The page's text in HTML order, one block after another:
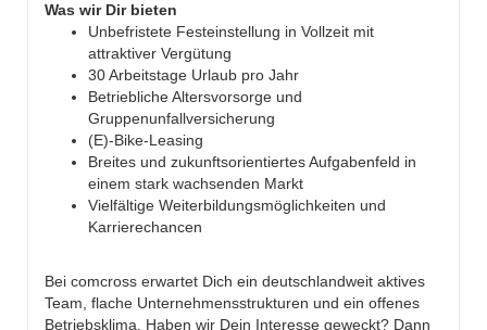
Was wir Dir bieten
Unbefristete Festeinstellung in Vollzeit mit
attraktiver Vergütung
30 Arbeitstage Urlaub pro Jahr
Betriebliche Altersvorsorge und
Gruppenunfallversicherung
(E)-Bike-Leasing
Breites und zukunftsorientiertes Aufgabenfeld in
einem stark wachsenden Markt
Vielfältige Weiterbildungsmöglichkeiten und
Karrierechancen
Bei comcross erwartet Dich ein deutschlandweit aktives
Team, flache Unternehmensstrukturen und ein offenes
Betriebsklima. Haben wir Dein Interesse geweckt? Dann